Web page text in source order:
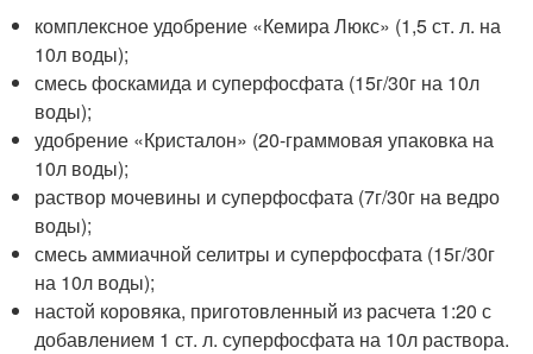
комплексное удобрение «Кемира Люкс» (1,5 ст. л. на
10л воды);
смесь фоскамида и суперфосфата (15г/30г на 10л
воды);
удобрение «Кристалон» (20-граммовая упаковка на
10л воды);
раствор мочевины и суперфосфата (7г/30г на ведро
воды);
смесь аммиачной селитры и суперфосфата (15г/30г
на 10л воды);
настой коровяка, приготовленный из расчета 1:20 с
добавлением 1 ст. л. суперфосфата на 10л раствора.